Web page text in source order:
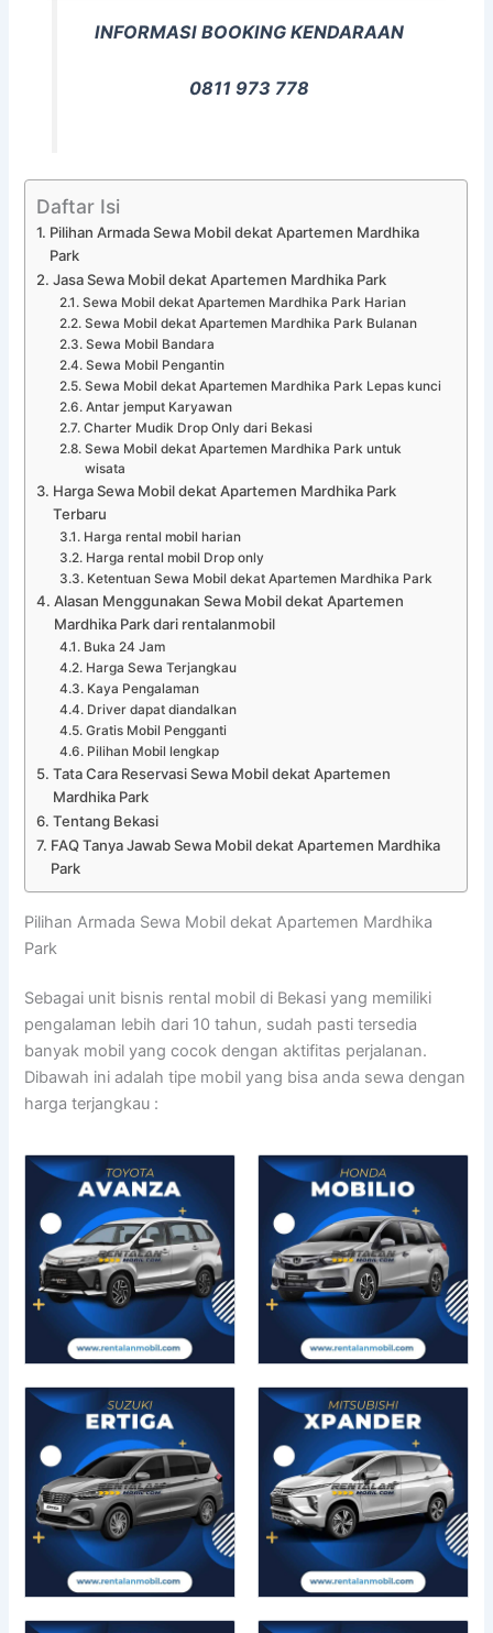
INFORMASI BOOKING KENDARAAN
0811 973 778
Daftar Isi
Pilihan Armada Sewa Mobil dekat Apartemen Mardhika
Park
Jasa Sewa Mobil dekat Apartemen Mardhika Park
Sewa Mobil dekat Apartemen Mardhika Park Harian
Sewa Mobil dekat Apartemen Mardhika Park Bulanan
Sewa Mobil Bandara
Sewa Mobil Pengantin
Sewa Mobil dekat Apartemen Mardhika Park Lepas kunci
Antar jemput Karyawan
Charter Mudik Drop Only dari Bekasi
Sewa Mobil dekat Apartemen Mardhika Park untuk
wisata
Harga Sewa Mobil dekat Apartemen Mardhika Park
Terbaru
Harga rental mobil harian
Harga rental mobil Drop only
Ketentuan Sewa Mobil dekat Apartemen Mardhika Park
Alasan Menggunakan Sewa Mobil dekat Apartemen
Mardhika Park dari rentalanmobil
Buka 24 Jam
Harga Sewa Terjangkau
Kaya Pengalaman
Driver dapat diandalkan
Gratis Mobil Pengganti
Pilihan Mobil lengkap
Tata Cara Reservasi Sewa Mobil dekat Apartemen
Mardhika Park
Tentang Bekasi
FAQ Tanya Jawab Sewa Mobil dekat Apartemen Mardhika
Park
Pilihan Armada Sewa Mobil dekat Apartemen Mardhika
Park
Sebagai unit bisnis rental mobil di Bekasi yang memiliki
pengalaman lebih dari 10 tahun, sudah pasti tersedia
banyak mobil yang cocok dengan aktifitas perjalanan.
Dibawah ini adalah tipe mobil yang bisa anda sewa dengan
harga terjangkau :